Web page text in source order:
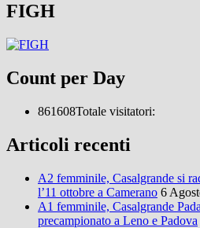
FIGH
Count per Day
861608Totale visitatori:
Articoli recenti
A2 femminile, Casalgrande si
l’11 ottobre a Camerano 6
A1 femminile, Casalgrande
precampionato a Leno e Padova